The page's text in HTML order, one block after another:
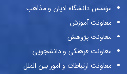
مؤسس دانشگاه ادیان و مذاهب
معاونت آموزش
معاونت پژوهش
معاونت فرهنگی و دانشجویی
معاونت ارتباطات و امور بین الملل